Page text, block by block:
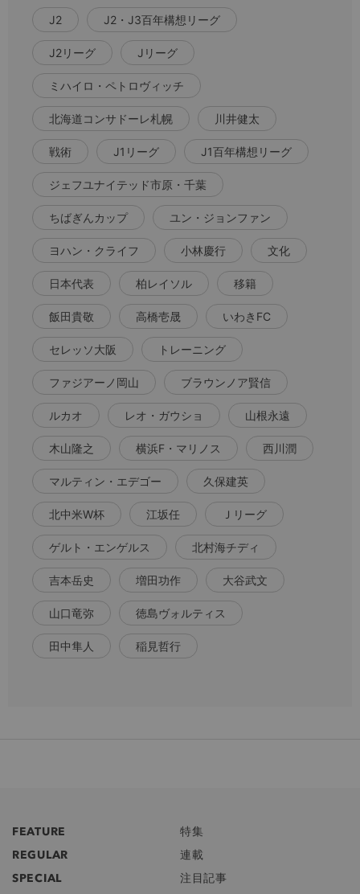
J2 J2・J3百年構想リーグ
J2リーグ Jリーグ
ミハイロ・ペトロヴィッチ
北海道コンサドーレ札幌 川井健太
戦術 J1リーグ J1百年構想リーグ
ジェフユナイテッド市原・千葉
ちばぎんカップ ユン・ジョンファン
ヨハン・クライフ 小林慶行 文化
日本代表 柏レイソル 移籍
飯田貴敬 高橋壱晟 いわきFC
セレッソ大阪 トレーニング
ファジアーノ岡山 ブラウンノア賢信
ルカオ レオ・ガウショ 山根永遠
木山隆之 横浜F・マリノス 西川潤
マルティン・エデゴー 久保建英
北中米W杯 江坂任 Ｊリーグ
ゲルト・エンゲルス 北村海チディ
吉本岳史 増田功作 大谷武文
山口竜弥 徳島ヴォルティス
田中隼人 稲見哲行
FEATURE
特集
REGULAR
連載
SPECIAL
注目記事